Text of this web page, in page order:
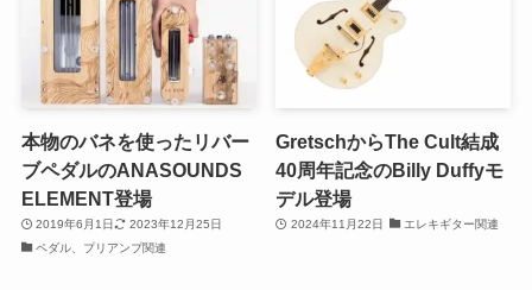
本物のバネを使ったリバー
ブペダルのANASOUNDS
ELEMENT登場
2019年6月1日
2023年12月25日
ペダル、プリアンプ関連
GretschからThe Cult結成
40周年記念のBilly Duffyモ
デル登場
2024年11月22日 エレキギター関連